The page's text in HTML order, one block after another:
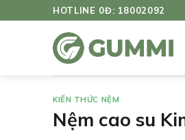
qua
HOTLINE 0Đ: 18002092
KIẾN THỨC NỆM
Nệm cao su